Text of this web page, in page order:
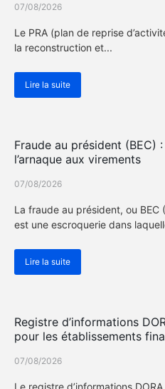
07/08/2026
Le PRA (plan de reprise
la reconstruction et...
Lire la suite
Fraude au président (BEC)
l’arnaque aux virements
07/08/2026
La fraude au président, ou BEC
est une escroquerie dans
Lire la suite
Registre d’informations
pour les établissements
07/08/2026
Le registre d’informations